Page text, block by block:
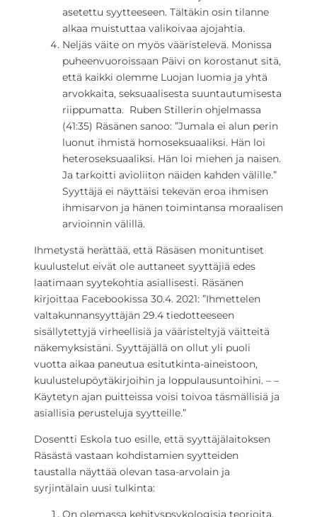
asetettu syytteeseen. Tältäkin osin tilanne
alkaa muistuttaa valikoivaa ajojahtia.
Neljäs väite on myös vääristelevä. Monissa
puheenvuoroissaan Päivi on korostanut sitä,
että kaikki olemme Luojan luomia ja yhtä
arvokkaita, seksuaalisesta suuntautumisesta
riippumatta. Ruben Stillerin ohjelmassa
(41:35) Räsänen sanoo: ”Jumala ei alun perin
luonut ihmistä homoseksuaaliksi. Hän loi
heteroseksuaaliksi. Hän loi miehen ja naisen.
Ja tarkoitti avioliiton näiden kahden välille.”
Syyttäjä ei näyttäisi tekevän eroa ihmisen
ihmisarvon ja hänen toimintansa moraalisen
arvioinnin välillä.
Ihmetystä herättää, että Räsäsen monituntiset
kuulustelut eivät ole auttaneet syyttäjiä edes
laatimaan syytekohtia asiallisesti. Räsänen
kirjoittaa Facebookissa 30.4. 2021: ”Ihmettelen
valtakunnansyyttäjän 29.4 tiedotteeseen
sisällytettyjä virheellisiä ja vääristeltyjä väitteitä
näkemyksistäni. Syyttäjällä on ollut yli puoli
vuotta aikaa paneutua esitutkinta-aineistoon,
kuulustelupöytäkirjoihin ja loppulausuntoihini. – –
Käytetyn ajan puitteissa voisi toivoa täsmällisiä ja
asiallisia perusteluja syytteille.”
Dosentti Eskola tuo esille, että syyttäjälaitoksen
Räsästä vastaan kohdistamien syytteiden
taustalla näyttää olevan tasa-arvolain ja
syrjintälain uusi tulkinta:
On olemassa kehityspsykologisia teorioita,